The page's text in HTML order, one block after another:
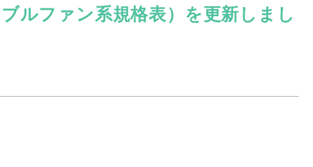
ルファン系規格表）を更新しまし